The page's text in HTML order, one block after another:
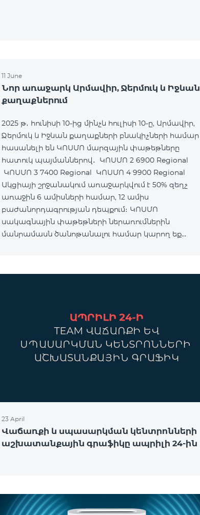
11 June
Նոր առաջարկ Արմավիր, Ջերմուկ և Իջևան
քաղաքներում
2025 թ․ հունիսի 10-ից մինչև հուլիսի 10-ը, Արմավիր,
Ջերմուկ և Իջևան քաղաքների բնակիչների համար
հասանելի են ԿՈՍՄՈ մարզային փաթեթները
հատուկ պայմաններով․ ԿՈՍՄՈ 2 6900 Regional
ԿՈՍՄՈ 3 7400 Regional ԿՈՍՄՈ 4 9900 Regional
Ակցիայի շրջանակում առաջարկվում է 50% զեղչ
առաջին 6 ամիսների համար, 12 ամիս
բաժանորդագրության դեպքում։ ԿՈՍՄՈ
սակագնային փաթեթների ներառումներին
մանրամասն ծանոթանալու համար կարող եք
23 April
Վաճառքի և սպասարկման կենտրոնների
աշխատանքային գրաֆիկը ապրիլի 24-ին